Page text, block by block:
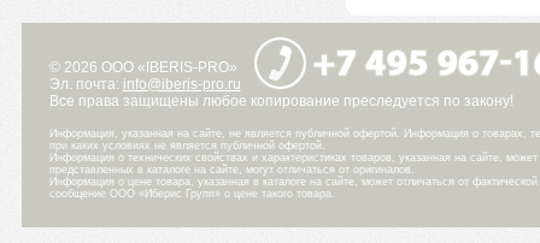
© 2026 ООО «IBERIS-PRO»
Эл. почта: info@iberis-pro.ru
Все права защищены любое копирование преследуется по закону!
Информация, указанная на сайте, не является публичной офертой. Информация о товарах,
при каких условиях не является публичной офертой.
Информация о технических свойствах и характеристиках товаров, указанная на сайте,
представленных в каталоге на сайте, могут отличаться от оригиналов.
Информация о цене товара, указанная в каталоге на сайте, может отличаться от
сообщение ООО «Иберис Групп» о цене такого товара.